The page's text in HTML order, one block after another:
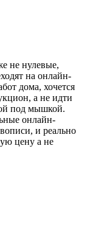
не нулевые,
на онлайн-
дома, хочется
а не идти
под мышкой.
онлайн-
и реально
цену а не